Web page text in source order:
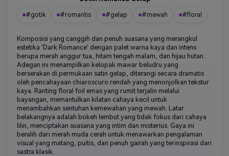
#gotik #romantis #gelap #mewah #floral
Komposisi yang canggih dan penuh suasana yang merangkul
estetika 'Dark Romance' dengan palet warna kaya dan intens
berupa merah anggur tua, hitam tengah malam, dan hijau hutan.
Adegan ini menampilkan kelopak mawar beludru yang
berserakan di permukaan satin gelap, diterangi secara dramatis
oleh pencahayaan chiaroscuro rendah yang menonjolkan tekstur
kaya. Ranting floral foil emas yang rumit terjalin melalui
bayangan, memantulkan kilatan cahaya kecil untuk
menambahkan sentuhan kemewahan yang mewah. Latar
belakangnya adalah bokeh lembut yang tidak fokus dari cahaya
lilin, menciptakan suasana yang intim dan misterius. Gaya ini
beralih dari merah muda cerah untuk menawarkan pengalaman
visual yang matang, puitis, dan penuh gairah yang terinspirasi dari
sastra klasik.